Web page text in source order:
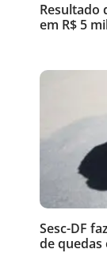
Resultado
em R$ 5
Sesc-DF
de quedas